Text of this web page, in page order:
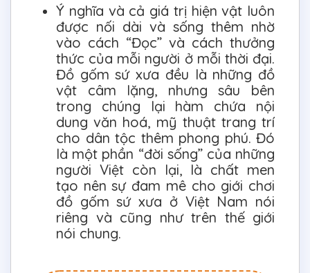
Ý nghĩa và cả giá trị hiện vật luôn
được nối dài và sống thêm nhờ
vào cách “Đọc” và cách thưởng
thức của mỗi người ở mỗi thời đại.
Đồ gốm sứ xưa đều là những đồ
vật câm lặng, nhưng sâu bên
trong chúng lại hàm chứa nội
dung văn hoá, mỹ thuật trang trí
cho dân tộc thêm phong phú. Đó
là một phần “đời sống” của những
người Việt còn lại, là chất men
tạo nên sự đam mê cho giới chơi
đồ gốm sứ xưa ở Việt Nam nói
riêng và cũng như trên thế giới
nói chung.